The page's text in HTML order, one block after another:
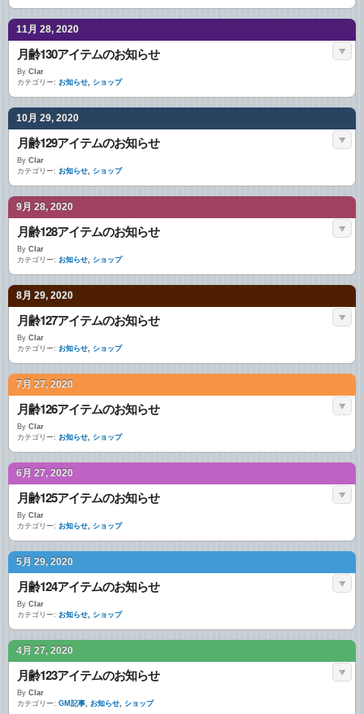
11月 28, 2020
月齢130アイテムのお知らせ
By Clar
カテゴリー: お知らせ ショップ
10月 29, 2020
月齢129アイテムのお知らせ
By Clar
カテゴリー: お知らせ ショップ
9月 28, 2020
月齢128アイテムのお知らせ
By Clar
カテゴリー: お知らせ ショップ
8月 29, 2020
月齢127アイテムのお知らせ
By Clar
カテゴリー: お知らせ ショップ
7月 27, 2020
月齢126アイテムのお知らせ
By Clar
カテゴリー: お知らせ ショップ
6月 27, 2020
月齢125アイテムのお知らせ
By Clar
カテゴリー: お知らせ ショップ
5月 29, 2020
月齢124アイテムのお知らせ
By Clar
カテゴリー: お知らせ ショップ
4月 27, 2020
月齢123アイテムのお知らせ
By Clar
カテゴリー: GM記事 お知らせ ショップ